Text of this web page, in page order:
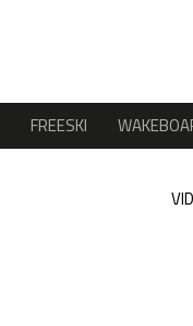
FREESKI